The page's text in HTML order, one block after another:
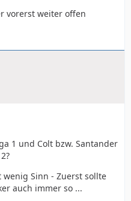
vorerst weiter offen
1 und Colt bzw. Santander
wenig Sinn - Zuerst sollte
auch immer so ...